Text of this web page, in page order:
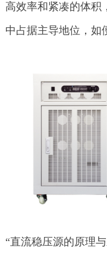
高效率和紧凑的体积
中占据主导地位，如
“直流稳压源的原理